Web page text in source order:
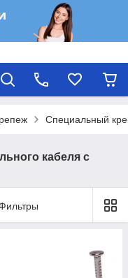
Специальный
кабеля с